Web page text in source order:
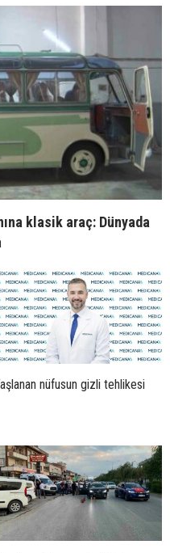
klasik araç: Dünyada
nüfusun gizli tehlikesi